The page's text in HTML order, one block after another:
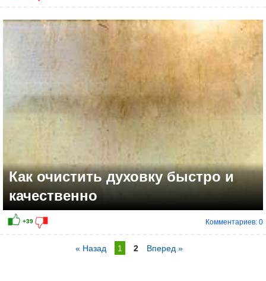
Как очистить духовку быстро и
качественно
Комментариев: 0
« Назад 1 2 Вперед »